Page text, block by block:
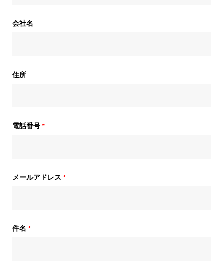
会社名
住所
電話番号 *
メールアドレス *
件名 *